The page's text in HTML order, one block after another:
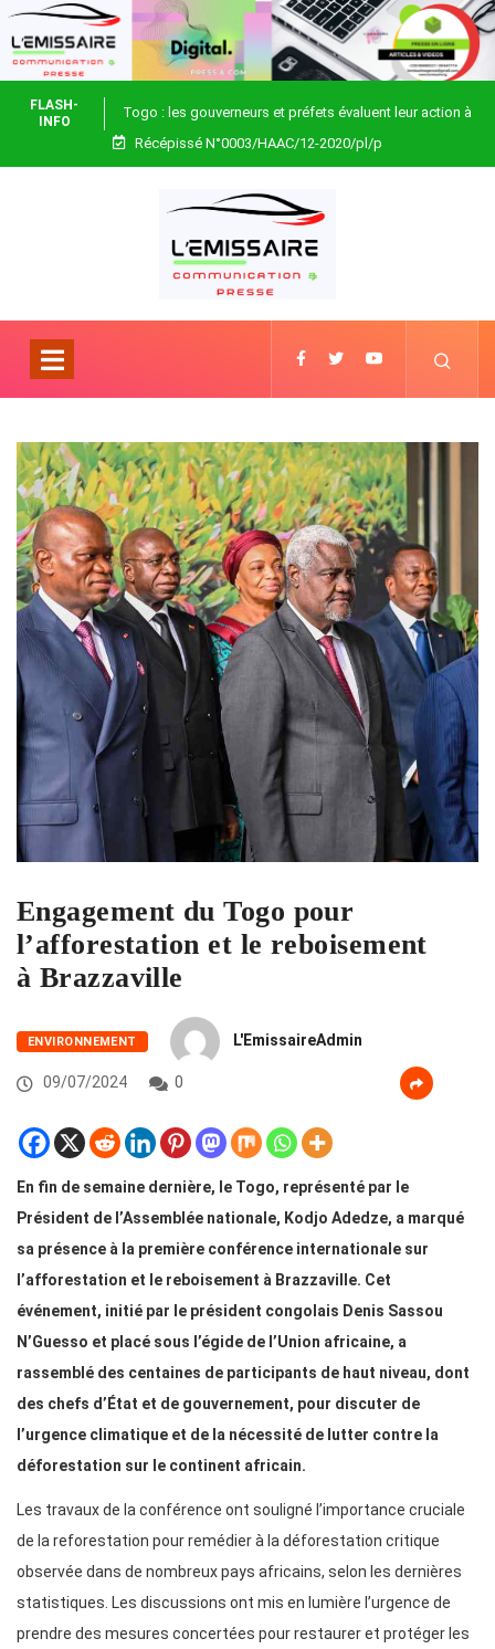
FLASH-
INFO
Togo : les gouverneurs et préfets évaluent leur action à
Blitta
Récépissé N°0003/HAAC/12-2020/pl/p
Engagement du Togo pour
l’afforestation et le reboisement
à Brazzaville
ENVIRONNEMENT L'EmissaireAdmin
09/07/2024 0
En fin de semaine dernière, le Togo, représenté par le
Président de l’Assemblée nationale, Kodjo Adedze, a marqué
sa présence à la première conférence internationale sur
l’afforestation et le reboisement à Brazzaville. Cet
événement, initié par le président congolais Denis Sassou
N’Guesso et placé sous l’égide de l’Union africaine, a
rassemblé des centaines de participants de haut niveau, dont
des chefs d’État et de gouvernement, pour discuter de
l’urgence climatique et de la nécessité de lutter contre la
déforestation sur le continent africain.
Les travaux de la conférence ont souligné l’importance cruciale
de la reforestation pour remédier à la déforestation critique
observée dans de nombreux pays africains, selon les dernières
statistiques. Les discussions ont mis en lumière l’urgence de
prendre des mesures concertées pour restaurer et protéger les